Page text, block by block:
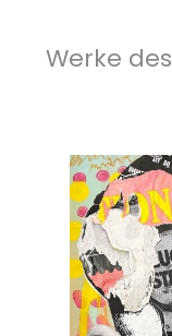
Werke